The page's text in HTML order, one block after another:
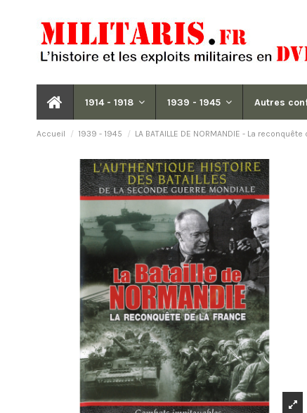
1914 - 1918 1939 - 1945 Autres
Accueil 1939 - 1945 LA BATAILLE DE NORMANDIE - La